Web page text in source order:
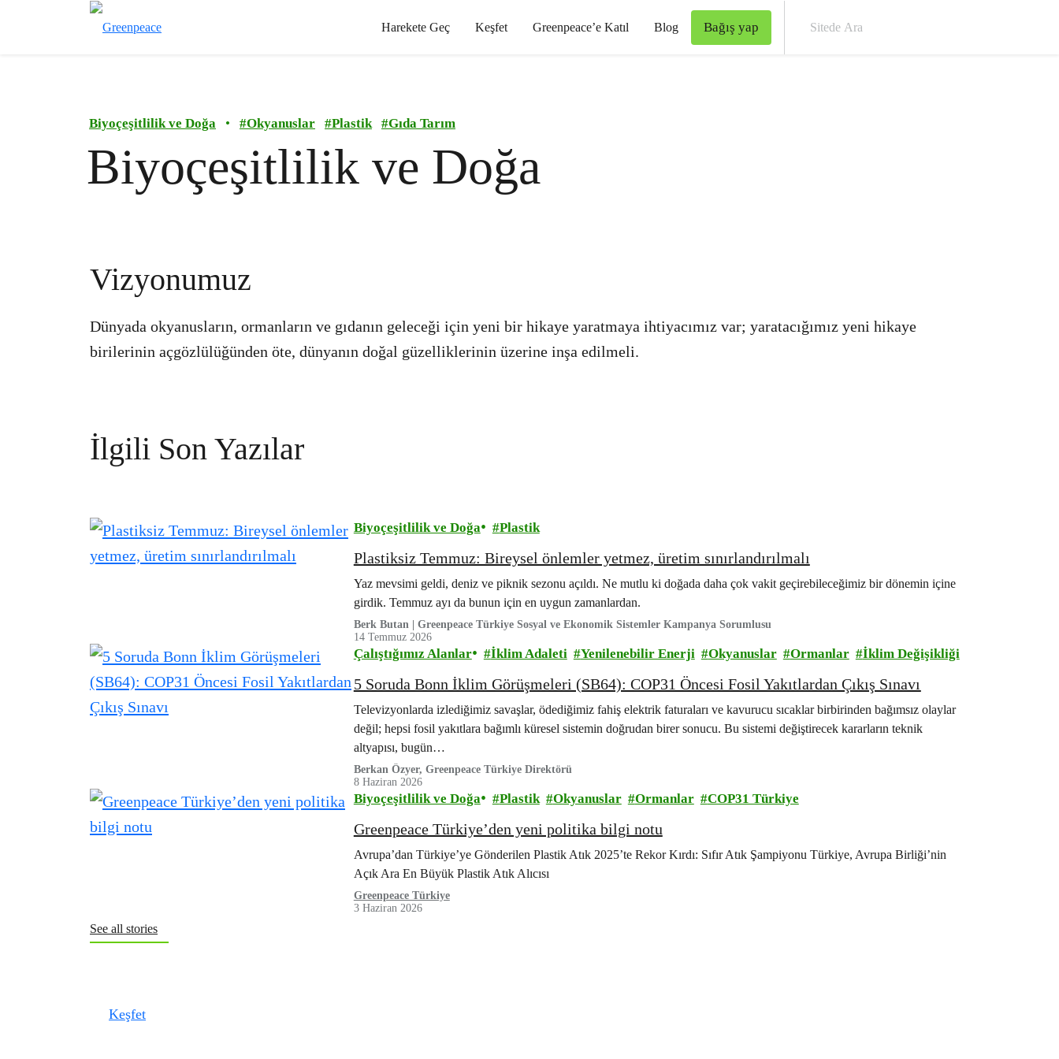
Harekete Geç Keşfet Greenpeace’e Katıl Blog Bağış yap
Biyoçeşitlilik ve Doğa • #Okyanuslar #Plastik #Gıda Tarım
Biyoçeşitlilik ve Doğa
Vizyonumuz
Dünyada okyanusların, ormanların ve gıdanın geleceği için yeni bir hikaye yaratmaya ihtiyacımız var; yaratacığımız yeni hikaye
birilerinin açgözlülüğünden öte, dünyanın doğal güzelliklerinin üzerine inşa edilmeli.
İlgili Son Yazılar
Biyoçeşitlilik ve Doğa Plastik
Plastiksiz Temmuz: Bireysel önlemler yetmez, üretim sınırlandırılmalı
Yaz mevsimi geldi, deniz ve piknik sezonu açıldı. Ne mutlu ki doğada daha çok vakit geçirebileceğimiz bir dönemin içine
girdik. Temmuz ayı da bunun için en uygun zamanlardan.
Berk Butan | Greenpeace Türkiye Sosyal ve Ekonomik Sistemler Kampanya Sorumlusu
14 Temmuz 2026
Çalıştığımız Alanlar İklim Adaleti Yenilenebilir Enerji Okyanuslar Ormanlar İklim Değişikliği
5 Soruda Bonn İklim Görüşmeleri (SB64): COP31 Öncesi Fosil Yakıtlardan Çıkış Sınavı
Televizyonlarda izlediğimiz savaşlar, ödediğimiz fahiş elektrik faturaları ve kavurucu sıcaklar birbirinden bağımsız olaylar
değil; hepsi fosil yakıtlara bağımlı küresel sistemin doğrudan birer sonucu. Bu sistemi değiştirecek kararların teknik
altyapısı, bugün…
Berkan Özyer, Greenpeace Türkiye Direktörü
8 Haziran 2026
Biyoçeşitlilik ve Doğa Plastik Okyanuslar Ormanlar COP31 Türkiye
Greenpeace Türkiye’den yeni politika bilgi notu
Avrupa’dan Türkiye’ye Gönderilen Plastik Atık 2025’te Rekor Kırdı: Sıfır Atık Şampiyonu Türkiye, Avrupa Birliği’nin
Açık Ara En Büyük Plastik Atık Alıcısı
Greenpeace Türkiye
3 Haziran 2026
See all stories
Keşfet